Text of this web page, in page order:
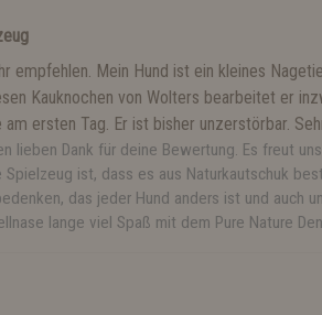
empfehlen. Mein Hund ist ein kleines
Kauknochen von Wolters bearbeitet er
ersten Tag. Er ist bisher unzerstörbar.
lieben Dank für deine Bewertung. Es freut
Spielzeug ist, dass es aus Naturkautschuk
das jeder Hund anders ist und auch
lange viel Spaß mit dem Pure Nature